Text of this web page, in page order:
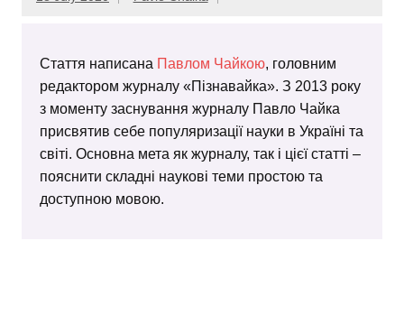
Стаття написана Павлом Чайкою, головним
редактором журналу «Пізнавайка». З 2013 року
з моменту заснування журналу Павло Чайка
присвятив себе популяризації науки в Україні та
світі. Основна мета як журналу, так і цієї статті –
пояснити складні наукові теми простою та
доступною мовою.